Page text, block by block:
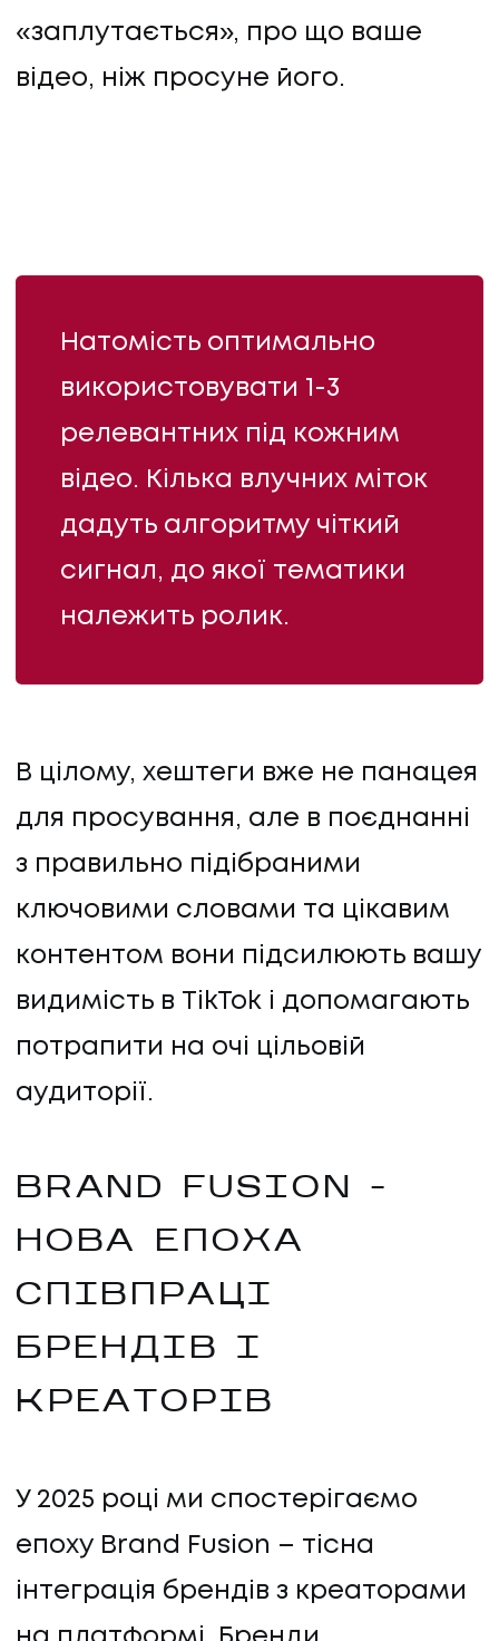
«заплутається», про що ваше
відео, ніж просуне його.
Натомість оптимально
використовувати 1-3
релевантних під кожним
відео. Кілька влучних міток
дадуть алгоритму чіткий
сигнал, до якої тематики
належить ролик.
В цілому, хештеги вже не панацея
для просування, але в поєднанні
з правильно підібраними
ключовими словами та цікавим
контентом вони підсилюють вашу
видимість в TikTok і допомагають
потрапити на очі цільовій
аудиторії.
BRAND FUSION –
НОВА ЕПОХА
СПІВПРАЦІ
БРЕНДІВ І
КРЕАТОРІВ
У 2025 році ми спостерігаємо
епоху Brand Fusion – тісна
інтеграція брендів з креаторами